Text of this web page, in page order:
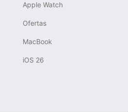
Apple Watch
Ofertas
MacBook
iOS 26